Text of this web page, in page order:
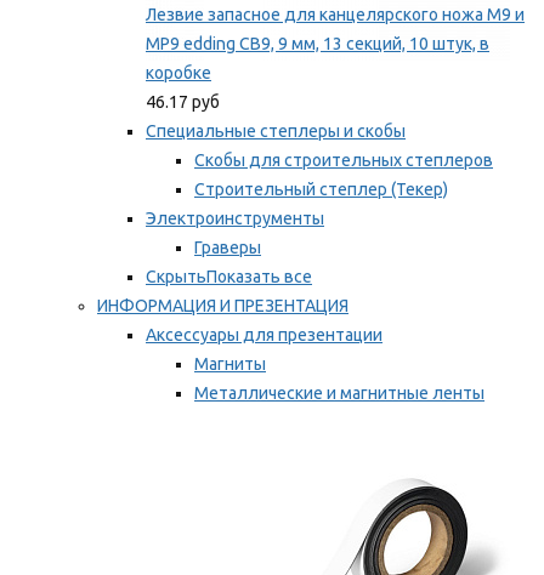
Лезвие запасное для канцелярского ножа M9 и
MP9 edding CB9, 9 мм, 13 секций, 10 штук, в
коробке
46.17 руб
Специальные степлеры и скобы
Скобы для строительных степлеров
Строительный степлер (Текер)
Электроинструменты
Граверы
СкрытьПоказать все
ИНФОРМАЦИЯ И ПРЕЗЕНТАЦИЯ
Аксессуары для презентации
Магниты
Металлические и магнитные ленты